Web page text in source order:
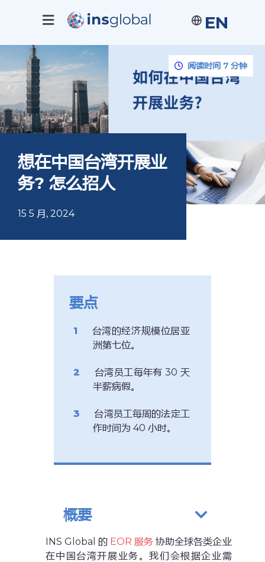
EN
阅读时间 7 分钟
想在中国台湾开展业
务? 怎么招人
15 5 月, 2024
要点
台湾的经济规模位居亚
洲第七位。
台湾员工每年有 30 天
半薪病假。
台湾员工每周的法定工
作时间为 40 小时。
概要
INS Global 的 EOR 服务协助全球各类企业
在中国台湾开展业务。我们会根据企业需